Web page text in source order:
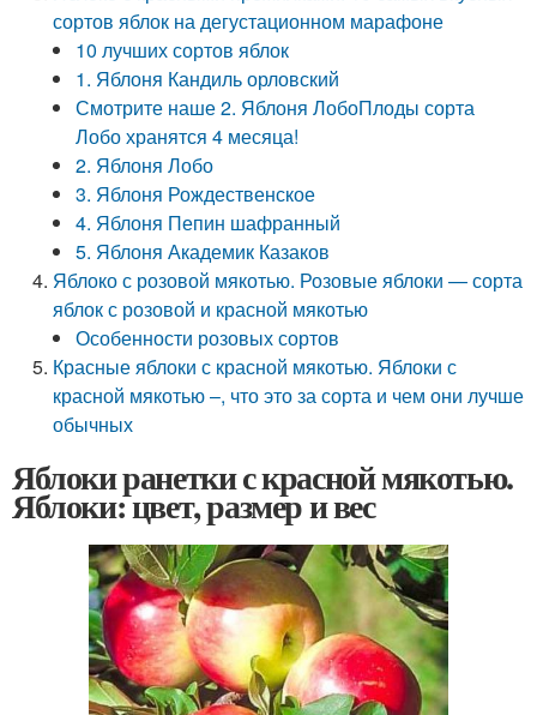
сортов яблок на дегустационном марафоне
10 лучших сортов яблок
1. Яблоня Кандиль орловский
Смотрите наше 2. Яблоня ЛобоПлоды сорта
Лобо хранятся 4 месяца!
2. Яблоня Лобо
3. Яблоня Рождественское
4. Яблоня Пепин шафранный
5. Яблоня Академик Казаков
Яблоко с розовой мякотью. Розовые яблоки — сорта
яблок с розовой и красной мякотью
Особенности розовых сортов
Красные яблоки с красной мякотью. Яблоки с
красной мякотью –, что это за сорта и чем они лучше
обычных
Яблоки ранетки с красной мякотью.
Яблоки: цвет, размер и вес